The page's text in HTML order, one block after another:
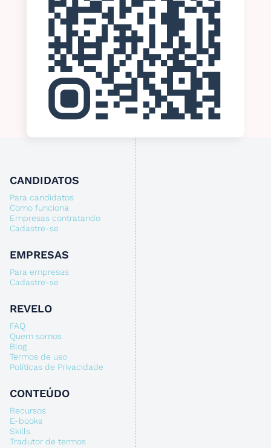
CANDIDATOS
Para candidatos
Como funciona
Empresas contratando
Cadastre-se
EMPRESAS
Para empresas
Cadastre-se
REVELO
FAQ
Quem somos
Blog
Termos de uso
Políticas de Privacidade
CONTEÚDO
Recursos
E-books
Skills
Tradutor de termos